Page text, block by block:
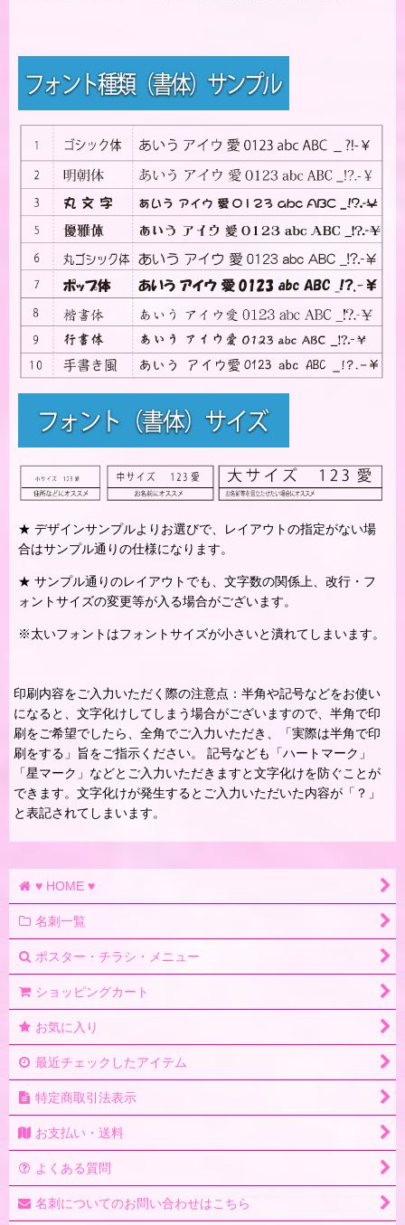
★ デザインサンプルよりお選びで、レイアウトの指定がない場
合はサンプル通りの仕様になります。
★ サンプル通りのレイアウトでも、文字数の関係上、改行・フ
ォントサイズの変更等が入る場合がございます。
※太いフォントはフォントサイズが小さいと潰れてしまいます。
印刷内容をご入力いただく際の注意点：半角や記号などをお使い
になると、文字化けしてしまう場合がございますので、半角で印
刷をご希望でしたら、全角でご入力いただき、「実際は半角で印
刷をする」旨をご指示ください。 記号なども「ハートマーク」
「星マーク」などとご入力いただきますと文字化けを防ぐことが
できます。文字化けが発生するとご入力いただいた内容が「？」
と表記されてしまいます。
♥ HOME ♥
名刺一覧
ポスター・チラシ・メニュー
ショッピングカート
お気に入り
最近チェックしたアイテム
特定商取引法表示
お支払い・送料
よくある質問
名刺についてのお問い合わせはこちら